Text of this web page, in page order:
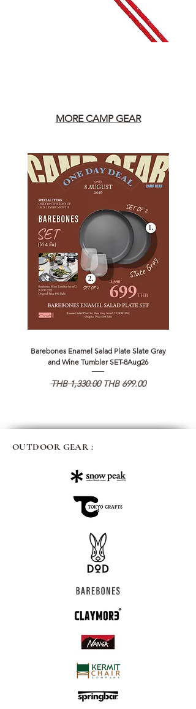
MORE CAMP GEAR
Barebones Enamel Salad Plate Slate Gray
and Wine Tumbler SET-8Aug26
Regular Price
THB 1,330.00 Sale Price
THB 699.00
OUTDOOR GEAR :